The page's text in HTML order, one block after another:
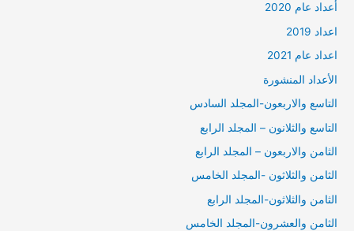
أعداد عام 2020
اعداد 2019
اعداد عام 2021
الأعداد المنشورة
التاسع والاربعون-المجلد السادس
التاسع والثلانون – المجلد الرابع
الثامن والاربعون – المجلد الرابع
الثامن والثلاثون -المجلد الخامس
الثامن والثلاثون-المجلد الرابع
الثامن والعشرون-المجلد الخامس